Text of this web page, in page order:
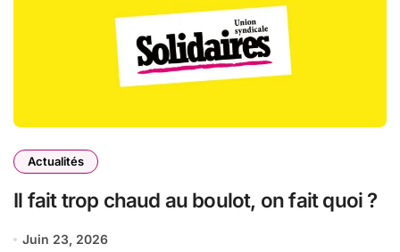
Actualités
Il fait trop chaud au boulot, on fait quoi ?
Juin 23, 2026